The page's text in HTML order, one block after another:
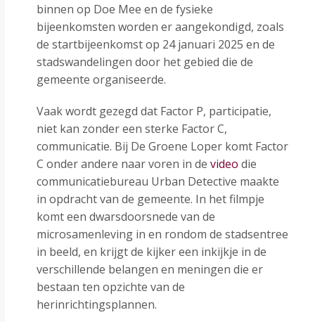
binnen op Doe Mee en de fysieke
bijeenkomsten worden er aangekondigd, zoals
de startbijeenkomst op 24 januari 2025 en de
stadswandelingen door het gebied die de
gemeente organiseerde.
Vaak wordt gezegd dat Factor P, participatie,
niet kan zonder een sterke Factor C,
communicatie. Bij De Groene Loper komt Factor
C onder andere naar voren in de video die
communicatiebureau Urban Detective maakte
in opdracht van de gemeente. In het filmpje
komt een dwarsdoorsnede van de
microsamenleving in en rondom de stadsentree
in beeld, en krijgt de kijker een inkijkje in de
verschillende belangen en meningen die er
bestaan ten opzichte van de
herinrichtingsplannen.